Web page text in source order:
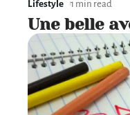
Lifestyle 1 min read
Une belle